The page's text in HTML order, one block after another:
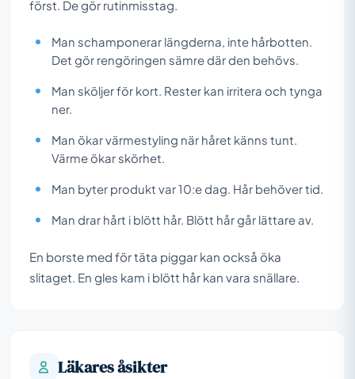
först. De gör rutinmisstag.
Man schamponerar längderna, inte hårbotten.
Det gör rengöringen sämre där den behövs.
Man sköljer för kort. Rester kan irritera och tynga
ner.
Man ökar värmestyling när håret känns tunt.
Värme ökar skörhet.
Man byter produkt var 10:e dag. Hår behöver tid.
Man drar hårt i blött hår. Blött hår går lättare av.
En borste med för täta piggar kan också öka
slitaget. En gles kam i blött hår kan vara snällare.
Läkares åsikter